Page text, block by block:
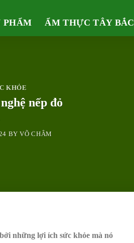
PHẨM ẨM THỰC TÂY BẮC
KHỎE
nếp đỏ
BYVÕ CHÂM
những lợi ích sức khỏe mà nó